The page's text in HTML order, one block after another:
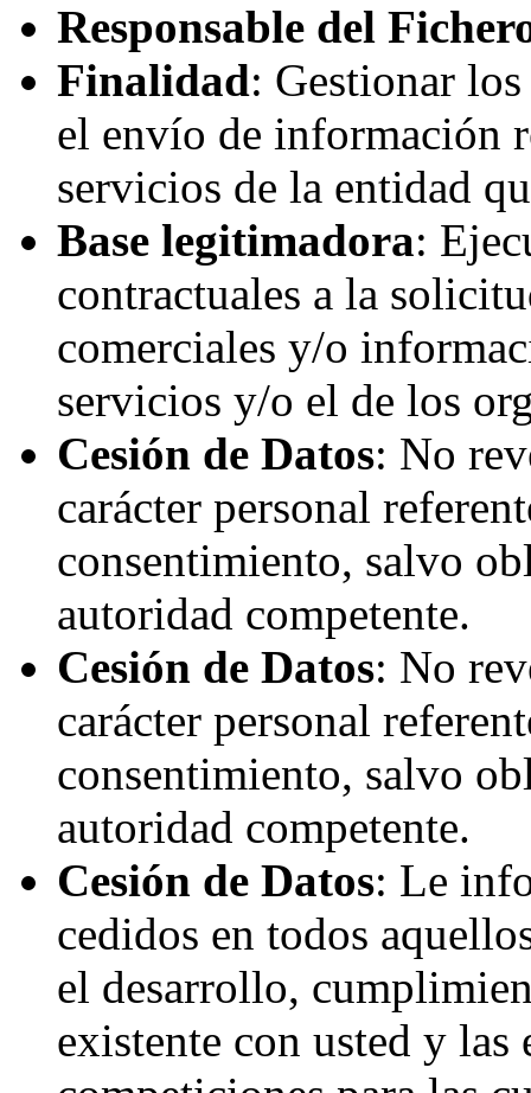
Responsable del
Finalidad: Gestionar
el envío de información
servicios de la entidad
Base legitimadora:
contractuales a la
comerciales y/o
servicios y/o el de los
Cesión de Datos: No
carácter personal
consentimiento, salvo
autoridad competente.
Cesión de Datos: No
carácter personal
consentimiento, salvo
autoridad competente.
Cesión de Datos: Le
cedidos en todos
el desarrollo,
existente con usted y las